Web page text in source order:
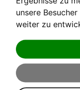
unsere
weiter zu